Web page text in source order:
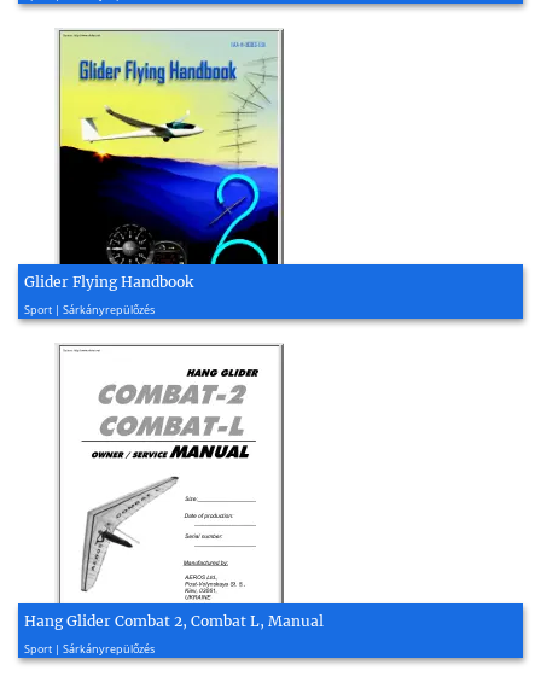
Glider Flying Handbook
Sport | Sárkányrepülőzés
2013, 262 oldal
Hang Glider Combat 2, Combat L, Manual
Sport | Sárkányrepülőzés
2006, 77 oldal